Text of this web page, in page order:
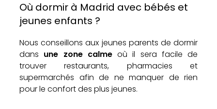
Où dormir à Madrid avec bébés et
jeunes enfants ?
Nous conseillons aux jeunes parents de dormir
dans une zone calmeoù il sera facile de
trouver restaurants, pharmacies et
supermarchés afin de ne manquer de rien
pour le confort des plus jeunes.